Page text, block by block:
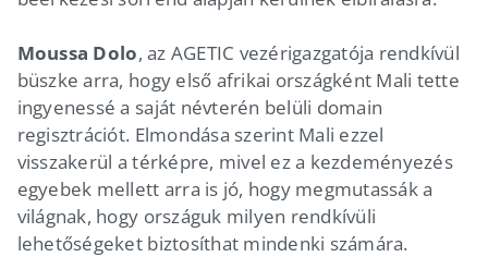
Moussa Dolo, az AGETIC vezérigazgatója rendkívül
büszke arra, hogy első afrikai országként Mali tette
ingyenessé a saját névterén belüli domain
regisztrációt. Elmondása szerint Mali ezzel
visszakerül a térképre, mivel ez a kezdeményezés
egyebek mellett arra is jó, hogy megmutassák a
világnak, hogy országuk milyen rendkívüli
lehetőségeket biztosíthat mindenki számára.